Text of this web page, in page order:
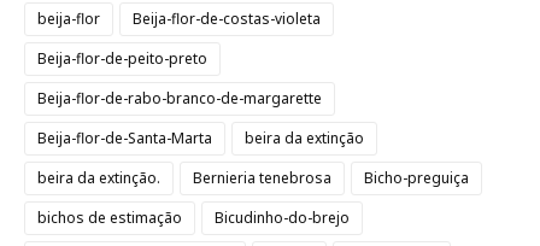
beija-flor
Beija-flor-de-costas-violeta
Beija-flor-de-peito-preto
Beija-flor-de-rabo-branco-de-margarette
Beija-flor-de-Santa-Marta
beira da extinção
beira da extinção.
Bernieria tenebrosa
Bicho-preguiça
bichos de estimação
Bicudinho-do-brejo